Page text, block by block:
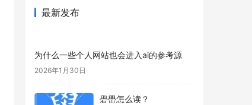
最新发布
为什么一些个人网站也会进入ai的参考源
2026年1月30日
礐嶨怎么读？